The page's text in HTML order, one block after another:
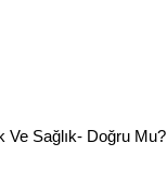
Ve Sağlık- Doğru Mu?